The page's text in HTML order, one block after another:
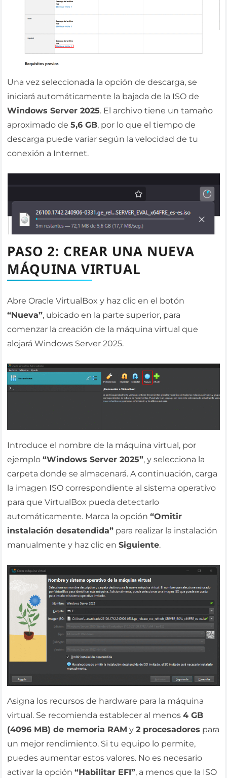
Una vez seleccionada la opción de descarga, se
iniciará automáticamente la bajada de la ISO de
Windows Server 2025. El archivo tiene un tamaño
aproximado de5,6 GB, por lo que el tiempo de
descarga puede variar según la velocidad de tu
conexión a Internet.
PASO 2: CREAR UNA NUEVA
MÁQUINA VIRTUAL
Abre Oracle VirtualBox y haz clic en el botón
“Nueva”, ubicado en la parte superior, para
comenzar la creación de la máquina virtual que
alojará Windows Server 2025.
Introduce el nombre de la máquina virtual, por
ejemplo“Windows Server 2025”, y selecciona la
carpeta donde se almacenará. A continuación, carga
la imagen ISO correspondiente al sistema operativo
para que VirtualBox pueda detectarlo
automáticamente. Marca la opción“Omitir
instalación desatendida” para realizar la instalación
manualmente y haz clic enSiguiente.
Asigna los recursos de hardware para la máquina
virtual. Se recomienda establecer al menos4 GB
(4096 MB) de memoria RAM y2 procesadores para
un mejor rendimiento. Si tu equipo lo permite,
puedes aumentar estos valores. No es necesario
activar la opción“Habilitar EFI”, a menos que la ISO